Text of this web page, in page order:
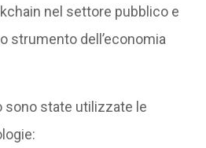
nel settore pubblico e
strumento dell’economia
sono state utilizzate le